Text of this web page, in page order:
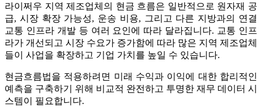
라이쩌우 지역 제조업체의 현금 흐름은 일반적으로 원자재 공
급, 시장 확장 가능성, 운송 비용, 그리고 다른 지방과의 연결
교통 인프라 개발 등 여러 요인에 따라 달라집니다. 교통 인프
라가 개선되고 시장 수요가 증가함에 따라 많은 지역 제조업체
들이 사업을 확장하고 기업 가치를 높일 수 있습니다.
현금흐름법을 적용하려면 미래 수익과 이익에 대한 합리적인
예측을 구축하기 위해 비교적 완전하고 투명한 재무 데이터 시
스템이 필요합니다.